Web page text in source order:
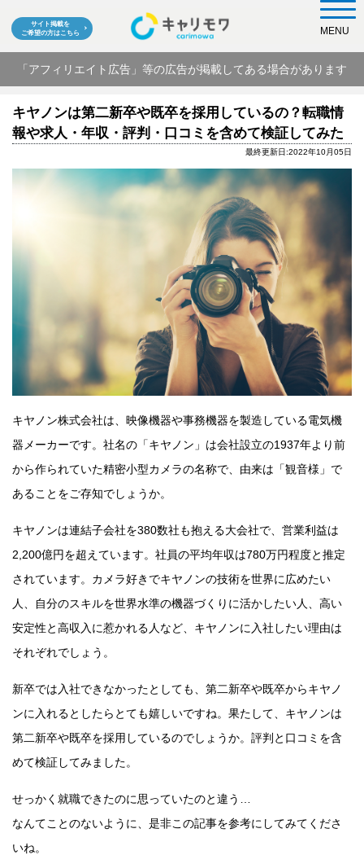
サイト掲載を
ご希望の方はこちら
「アフィリエイト広告」等の広告が掲載してある場合があります
MENU
キヤノンは第二新卒や既卒を採用しているの？転職情
報や求人・年収・評判・口コミを含めて検証してみた
最終更新日:2022年10月05日
キヤノン株式会社は、映像機器や事務機器を製造している電気機
器メーカーです。社名の「キヤノン」は会社設立の1937年より前
から作られていた精密小型カメラの名称で、由来は「観音様」で
あることをご存知でしょうか。
キヤノンは連結子会社を380数社も抱える大会社で、営業利益は
2,200億円を超えています。社員の平均年収は780万円程度と推定
されています。カメラ好きでキヤノンの技術を世界に広めたい
人、自分のスキルを世界水準の機器づくりに活かしたい人、高い
安定性と高収入に惹かれる人など、キヤノンに入社したい理由は
それぞれでしょう。
新卒では入社できなかったとしても、第二新卒や既卒からキヤノ
ンに入れるとしたらとても嬉しいですね。果たして、キヤノンは
第二新卒や既卒を採用しているのでしょうか。評判と口コミを含
めて検証してみました。
せっかく就職できたのに思っていたのと違う…
なんてことのないように、是非この記事を参考にしてみてくださ
いね。